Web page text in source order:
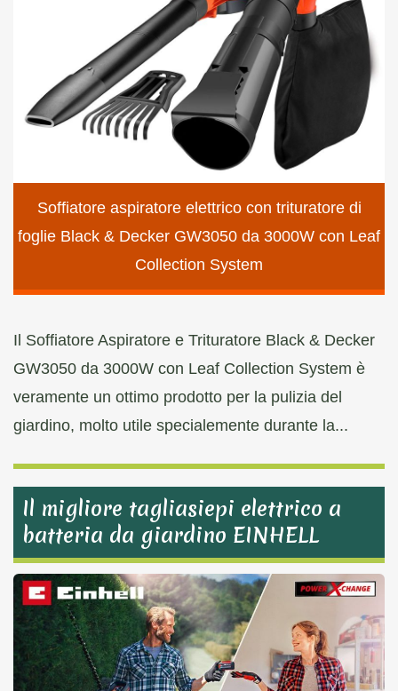
Soffiatore aspiratore elettrico con trituratore di
foglie Black & Decker GW3050 da 3000W con Leaf
Collection System
Il Soffiatore Aspiratore e Trituratore Black & Decker
GW3050 da 3000W con Leaf Collection System è
veramente un ottimo prodotto per la pulizia del
giardino, molto utile specialemente durante la...
Il migliore tagliasiepi elettrico a
batteria da giardino EINHELL